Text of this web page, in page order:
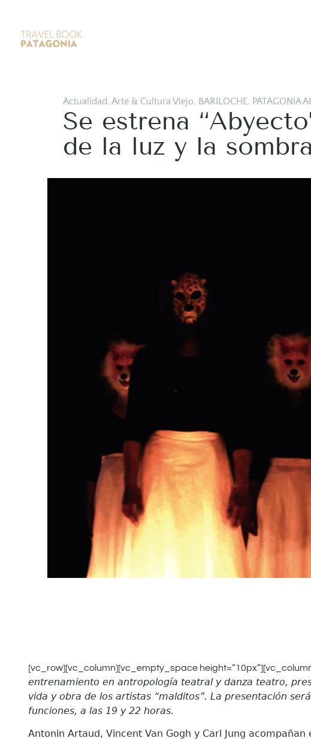
Actualidad, Arte & Cultura Viejo, BARILOCHE, PATAGONIA
Se estrena
de la luz y la sombra
[vc_row][vc_column][vc_empty_space
entrenamiento en antropología teatral y danza teatro,
vida y obra de los artistas “malditos”. La presentación
funciones, a las 19 y 22 horas.
Antonin Artaud, Vincent Van Gogh y Carl Jung